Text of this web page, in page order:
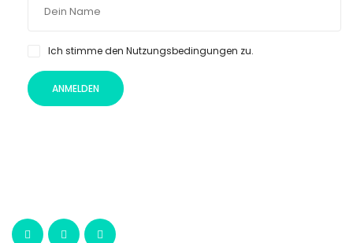
Ich stimme den Nutzungsbedingungen zu.
ANMELDEN